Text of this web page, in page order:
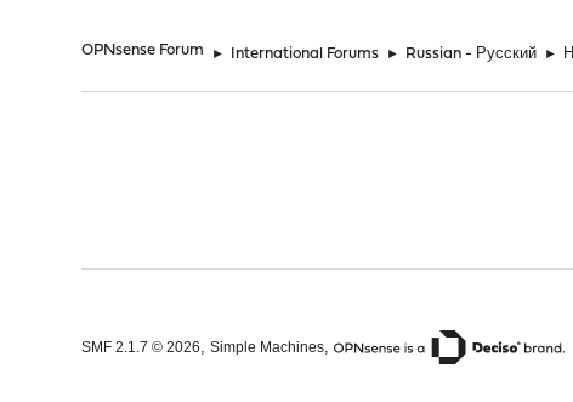
OPNsense Forum ► International Forums ► Russian - Русский ►
SMF 2.1.7 © 2026,Simple Machines,